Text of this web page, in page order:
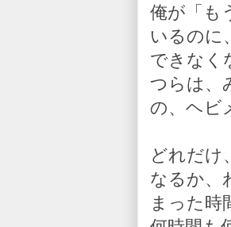
俺が「も
いるのに
できなく
つらは、
の、ヘビ
どれだけ
なるか、
まった時